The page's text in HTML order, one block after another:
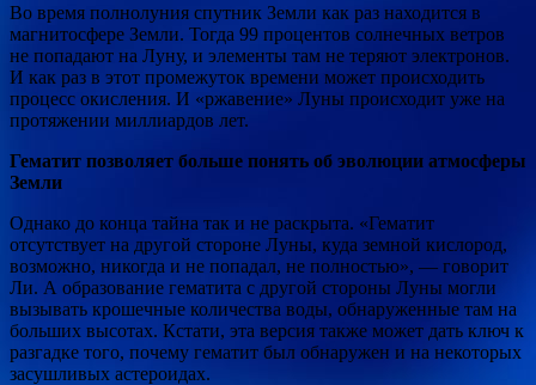
Во время полнолуния спутник Земли как раз находится в
магнитосфере Земли. Тогда 99 процентов солнечных ветров
не попадают на Луну, и элементы там не теряют электронов.
И как раз в этот промежуток времени может происходить
процесс окисления. И «ржавение» Луны происходит уже на
протяжении миллиардов лет.
Гематит позволяет больше понять об эволюции атмосферы
Земли
Однако до конца тайна так и не раскрыта. «Гематит
отсутствует на другой стороне Луны, куда земной кислород,
возможно, никогда и не попадал, не полностью», — говорит
Ли. А образование гематита с другой стороны Луны могли
вызывать крошечные количества воды, обнаруженные там на
больших высотах. Кстати, эта версия также может дать ключ к
разгадке того, почему гематит был обнаружен и на некоторых
засушливых астероидах.